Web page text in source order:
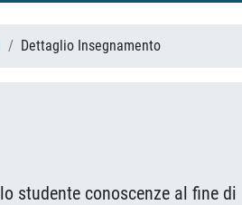
Dettaglio Insegnamento
conoscenze al fine di